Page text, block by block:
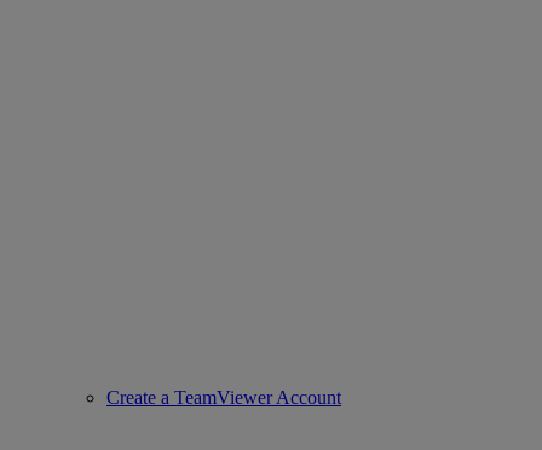
Create a TeamViewer Account